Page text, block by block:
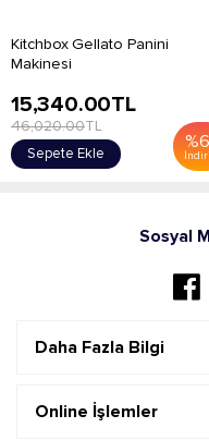
Kitchbox Gellato Panini
Makinesi
%
15,340.00TL
46,020.00TL
Sepete Ekle
Sosyal
Daha Fazla Bilgi
Online İşlemler